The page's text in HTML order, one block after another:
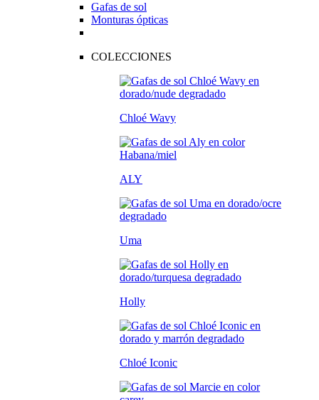
Gafas de sol
Monturas ópticas
COLECCIONES
Chloé Wavy
ALY
Uma
Holly
Chloé Iconic